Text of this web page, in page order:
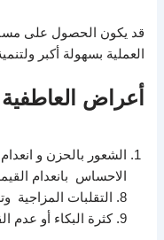
قد يكون الحصول على
العملية بسهولة أكبر
أعراض العاطفية
الاحساس بانعدام القيمة .7. التوتر و القلق و
8. التقلبات المزاجية وتغير المزاج باستمرار ،
9. كثرة البكاء أو عدم القدرة للبكاء.